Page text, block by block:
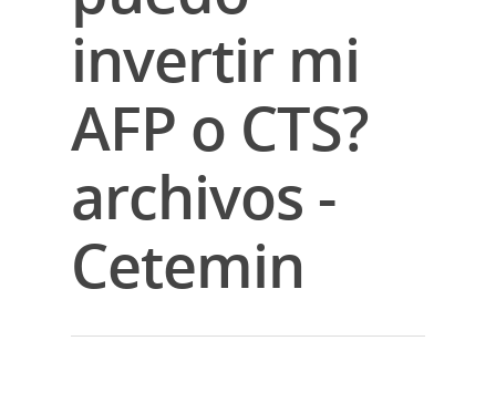
invertir mi
AFP o CTS?
archivos -
Cetemin